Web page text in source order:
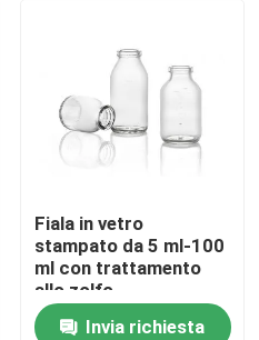
Fiala in vetro
stampato da 5 ml-100
ml con trattamento
allo zolfo
Invia richiesta